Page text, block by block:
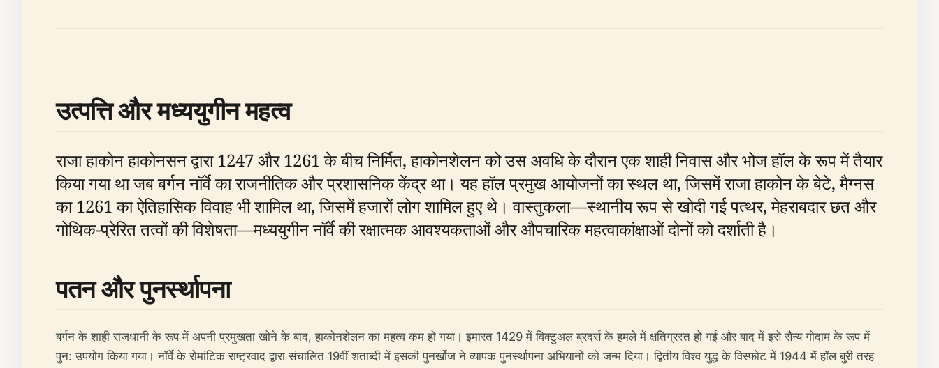
उत्पत्ति और मध्ययुगीन महत्व
राजा हाकोन हाकोनसन द्वारा 1247 और 1261 के बीच निर्मित, हाकोनशेलन को उस अवधि के दौरान एक शाही निवास और भोज हॉल के रूप में तैयार
किया गया था जब बर्गन नॉर्वे का राजनीतिक और प्रशासनिक केंद्र था। यह हॉल प्रमुख आयोजनों का स्थल था, जिसमें राजा हाकोन के बेटे, मैग्नस
का 1261 का ऐतिहासिक विवाह भी शामिल था, जिसमें हजारों लोग शामिल हुए थे। वास्तुकला—स्थानीय रूप से खोदी गई पत्थर, मेहराबदार छत और
गोथिक-प्रेरित तत्वों की विशेषता—मध्ययुगीन नॉर्वे की रक्षात्मक आवश्यकताओं और औपचारिक महत्वाकांक्षाओं दोनों को दर्शाती है।
पतन और पुनर्स्थापना
बर्गन के शाही राजधानी के रूप में अपनी प्रमुखता खोने के बाद, हाकोनशेलन का महत्व कम हो गया। इमारत 1429 में विक्टुअल ब्रदर्स के हमले में क्षतिग्रस्त हो गई और बाद में इसे सैन्य गोदाम के रूप में
पुन: उपयोग किया गया। नॉर्वे के रोमांटिक राष्ट्रवाद द्वारा संचालित 19वीं शताब्दी में इसकी पुनर्खोज ने व्यापक पुनर्स्थापना अभियानों को जन्म दिया। द्वितीय विश्व युद्ध के विस्फोट में 1944 में हॉल बुरी तरह